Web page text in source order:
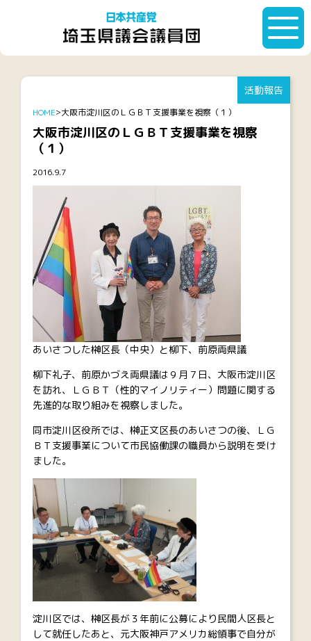
HOME 大阪市淀川区のＬＧＢＴ支援事業を視察（１）
大阪市淀川区のＬＧＢＴ支援事業を視察
（１）
2016.9.7
活動報告
あいさつした榊区長（中央）と柳下、前原両県議
柳下礼子、前原かづえ両県議は９月７日、大阪市淀川区
を訪れ、ＬＧＢＴ（性的マイノリティー）問題に関する
先進的な取り組みを視察しました。
同市淀川区役所では、榊正文区長のあいさつの後、ＬＧ
ＢＴ支援事業について市民協働課の職員から説明を受け
ました。
淀川区では、榊区長が３年前に公募により民間人区長と
して就任したあと、元大阪神戸アメリカ総領事で自分が